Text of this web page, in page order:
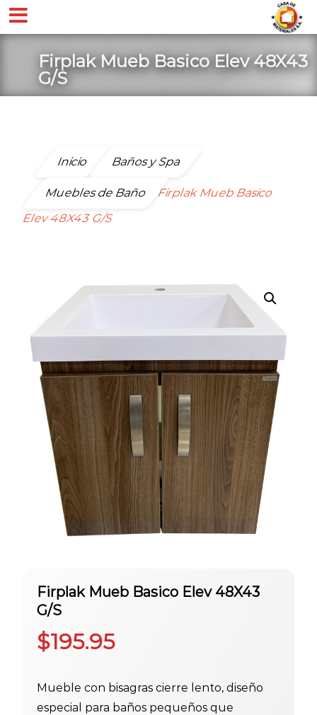
Firplak Mueb Basico Elev 48X43
G/S
Inicio Baños y Spa
Muebles de Baño
Firplak Mueb Basico
Elev 48X43 G/S
Firplak Mueb Basico Elev 48X43
G/S
$195.95
Mueble con bisagras cierre lento, diseño
especial para baños pequeños que